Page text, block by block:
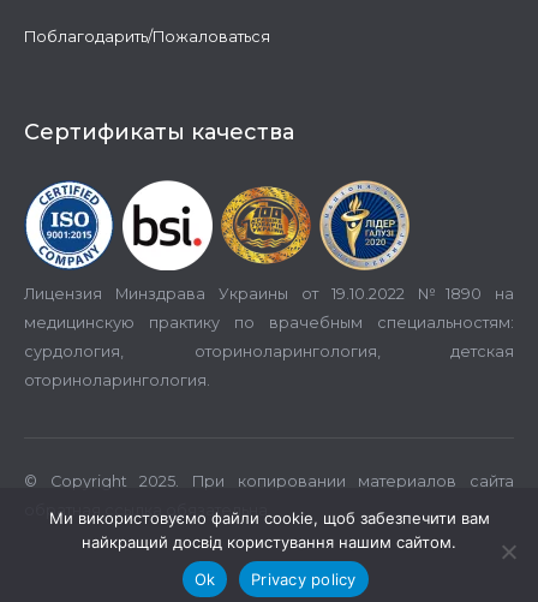
Поблагодарить/Пожаловаться
Сертификаты качества
Лицензия Минздрава Украины от 19.10.2022 №1890 на
медицинскую практику по врачебным специальностям:
сурдология, оториноларингология, детская
оториноларингология.
© Copyright 2025. При копировании материалов сайта
обратная ссылка обязательна.
Ми використовуємо файли cookie, щоб забезпечити вам
найкращий досвід користування нашим сайтом.
Ok
Privacy policy